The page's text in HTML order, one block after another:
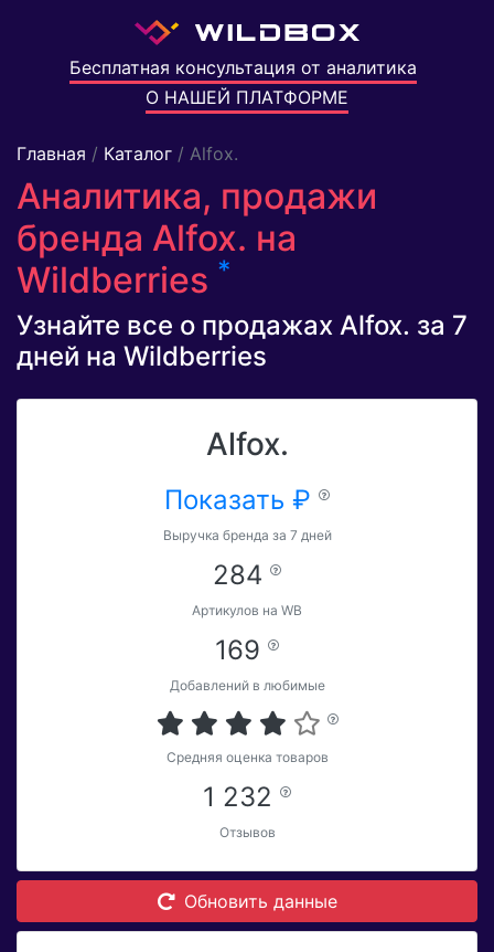
Бесплатная консультация от аналитика
О НАШЕЙ ПЛАТФОРМЕ
Главная / Каталог / Alfox.
Аналитика, продажи
бренда Alfox. на
Wildberries *
Узнайте все о продажах Alfox. за 7
дней на Wildberries
Alfox.
Показать ₽
Выручка бренда за 7 дней
284
Артикулов на WB
169
Добавлений в любимые
Средняя оценка товаров
1 232
Отзывов
Обновить данные